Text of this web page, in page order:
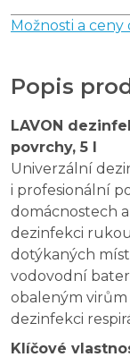
Možnosti a ceny
Popis
LAVON
povrchy, 5 l
Univerzální
i profesionální
domácnostech
dezinfekci
dotýkaných
vodovodní
obaleným virům
dezinfekci
Klíčové